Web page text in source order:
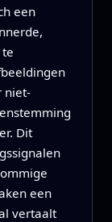
een
niet-
Dit
een
vertaalt